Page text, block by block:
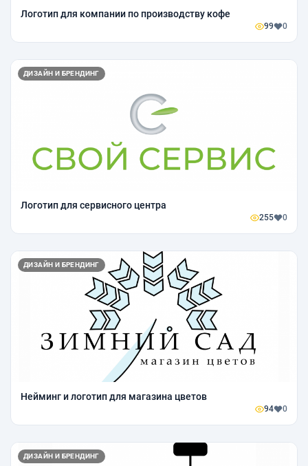
Логотип для компании по производству кофе
99 0
ДИЗАЙН И БРЕНДИНГ
Логотип для сервисного центра
255 0
ДИЗАЙН И БРЕНДИНГ
Нейминг и логотип для магазина цветов
94 0
ДИЗАЙН И БРЕНДИНГ